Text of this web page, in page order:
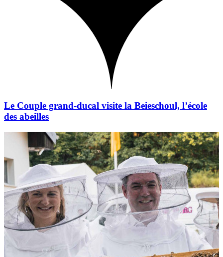
Le Couple grand-ducal visite la Beieschoul, l’école
des abeilles